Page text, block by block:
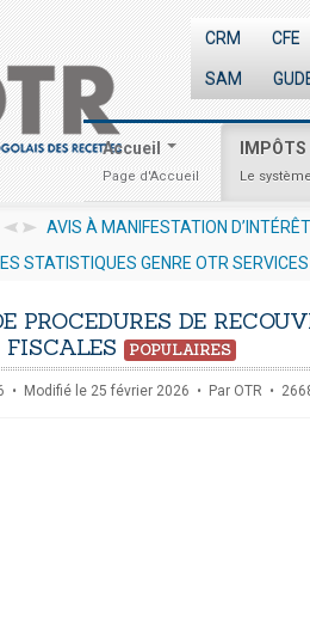
CRM CFE
SAM
Accueil
Page d'Accueil
IMPÔTS
Le
POUR LE RECRUTEMENT D'UN
PROCEDURES DE
FISCALES
POPULAIRES
Modifié le 25 février 2026 Par OTR